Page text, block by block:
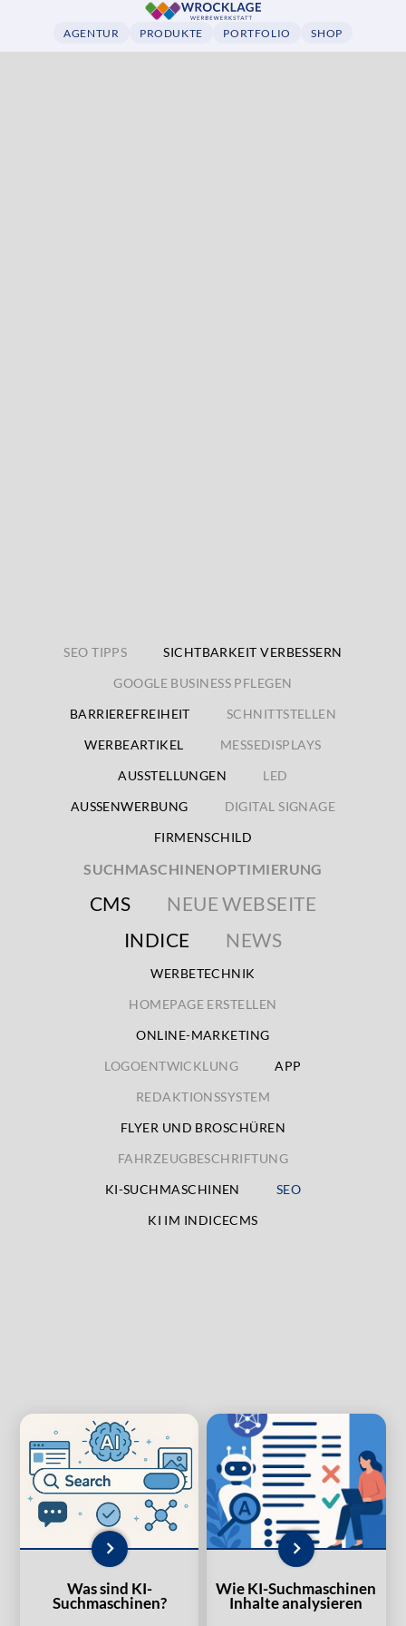
AGENTUR PRODUKTE PORTFOLIO SHOP
SEO TIPPS
SICHTBARKEIT VERBESSERN
GOOGLE BUSINESS PFLEGEN
BARRIEREFREIHEIT
SCHNITTSTELLEN
WERBEARTIKEL
MESSEDISPLAYS
AUSSTELLUNGEN
LED
AUSSENWERBUNG
DIGITAL SIGNAGE
FIRMENSCHILD
SUCHMASCHINENOPTIMIERUNG
CMS
NEUE WEBSEITE
INDICE
NEWS
WERBETECHNIK
HOMEPAGE ERSTELLEN
ONLINE-MARKETING
LOGOENTWICKLUNG
APP
REDAKTIONSSYSTEM
FLYER UND BROSCHÜREN
FAHRZEUGBESCHRIFTUNG
KI-SUCHMASCHINEN
SEO
KI IM INDICECMS
Was sind KI-
Suchmaschinen?
Wie KI-Suchmaschinen
Inhalte analysieren